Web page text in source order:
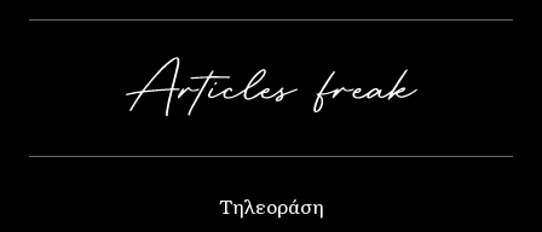
Τηλεοράση